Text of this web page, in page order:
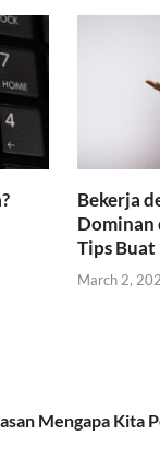
Bekerja
Dominan
Tips Buat
March 2,
Mengapa Kita